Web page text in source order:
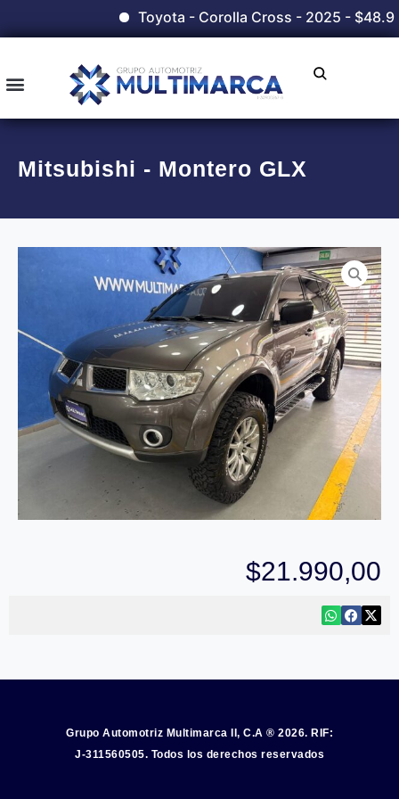
Toyota - Corolla Cross - 2025 -
Mitsubishi - Montero GLX
$21.990,00
Grupo Automotriz Multimarca II, C.A ® 2026. RIF:
J-311560505. Todos los derechos reservados